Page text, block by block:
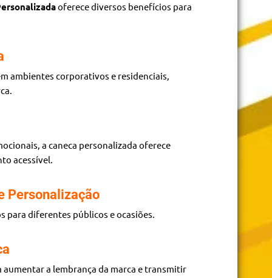
oferece diversos benefícios para
ambientes corporativos e residenciais,
a caneca personalizada oferece
acessível.
Personalização
para diferentes públicos e ocasiões.
aumentar a lembrança da marca e transmitir